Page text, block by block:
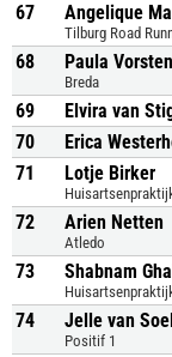
67
Angelique
Tilburg Road
68 Paula
Breda
69 Elvira van
70
Erica
71
Lotje Birker
72 Arien Netten
Atledo
73 Shabnam
74 Jelle van
Positif 1